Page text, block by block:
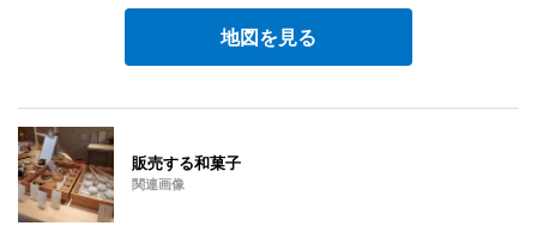
地図を見る
販売する和菓子
関連画像